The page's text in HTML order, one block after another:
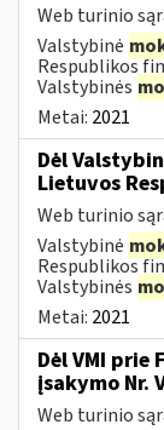
Web turinio
Valstybinė
Respublikos
Valstybinės
Metai: 2021
Dėl
Lietuvos
Web turinio
Valstybinė
Respublikos
Valstybinės
Metai: 2021
Dėl VMI prie
įsakymo Nr.
Web turinio